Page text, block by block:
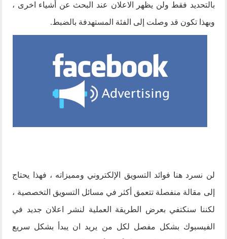
بالتحديد فقط ولن يظهر الاعلان عند البحث عن أشياء اخرى ،
وبهذا تكون قد وصلت إلى الفئة المستهدفة بالضبط.
لن نسرد هنا فوائد التسويق الإلكتروني ومميزاته ، فهذا يحتاج
إلى مقالة منفصلة تتعمق أكثر في مسائل التسويق التخصصية ،
لكننا سنكتفي بعرض الطريقة العملية لنشر اعلان جديد في
الفيسبوك بشكل مفصل لكل من يريد ان يبدأ بشكل سريع